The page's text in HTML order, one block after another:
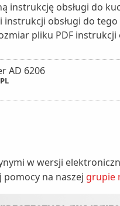
instrukcję obsługi do
instrukcji obsługi do
pliku PDF
AD 6206
PL
w wersji
pomocy na naszej grupie